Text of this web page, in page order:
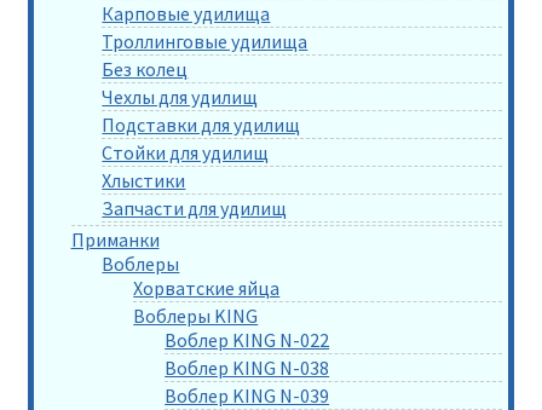
Карповые удилища
Троллинговые удилища
Без колец
Чехлы для удилищ
Подставки для удилищ
Стойки для удилищ
Хлыстики
Запчасти для удилищ
Приманки
Воблеры
Хорватские яйца
Воблеры KING
Воблер KING N-022
Воблер KING N-038
Воблер KING N-039